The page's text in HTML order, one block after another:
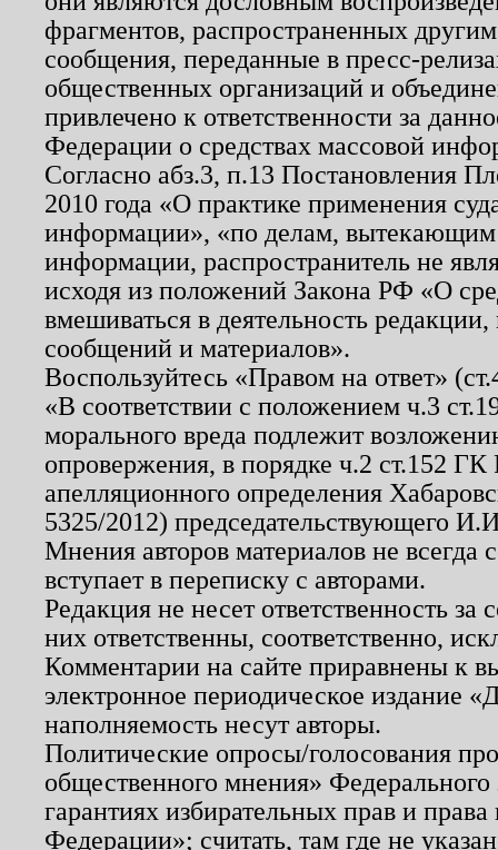
фрагментов, распространенных
сообщения, переданные в пресс-
общественных организаций и
привлечено к ответственности за
Федерации о средствах массовой
Согласно абз.3, п.13 Постановления
2010 года «О практике применения
информации», «по делам, вытекающим
информации, распространитель не
исходя из положений Закона РФ «О
вмешиваться в деятельность
сообщений и материалов».
Воспользуйтесь «Правом на ответ»
«В соответствии с положением ч.3
морального вреда подлежит
опровержения, в порядке ч.2 ст.152
апелляционного определения
5325/2012) председательствующего
Мнения авторов материалов не
вступает в переписку с авторами.
Редакция не несет ответственность
них ответственны, соответственно,
Комментарии на сайте приравнены к
электронное периодическое издание
наполняемость несут авторы.
Политические опросы/голосования
общественного мнения»
гарантиях избирательных прав и
Федерации»; считать, там где не